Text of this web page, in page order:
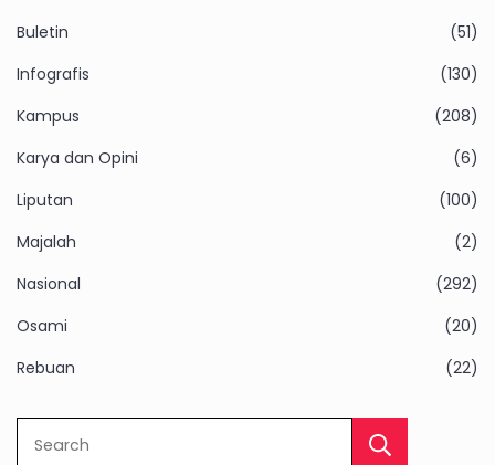
Buletin
(51)
Infografis
(130)
Kampus
(208)
Karya dan Opini
(6)
Liputan
(100)
Majalah
(2)
Nasional
(292)
Osami
(20)
Rebuan
(22)